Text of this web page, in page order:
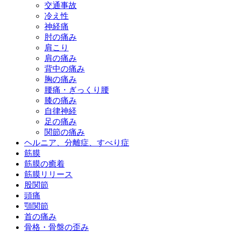
交通事故
冷え性
神経痛
肘の痛み
肩こり
肩の痛み
背中の痛み
胸の痛み
腰痛・ぎっくり腰
膝の痛み
自律神経
足の痛み
関節の痛み
ヘルニア、分離症、すべり症
筋膜
筋膜の癒着
筋膜リリース
股関節
頭痛
顎関節
首の痛み
骨格・骨盤の歪み